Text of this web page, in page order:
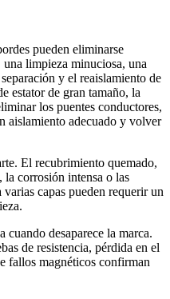
pueden eliminarse
limpieza minuciosa, una
y el reaislamiento de
estator de gran tamaño, la
los puentes conductores,
aislamiento adecuado y volver
El recubrimiento quemado,
la corrosión intensa o las
capas pueden requerir un
cuando desaparece la marca.
de resistencia, pérdida en el
fallos magnéticos confirman